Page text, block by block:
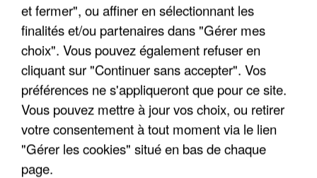
APRÈS TOUTES CES CANICULES, LES REFUGES
DE FAUNE SAUVAGE SONT...
et fermer", ou affiner en sélectionnant les
finalités et/ou partenaires dans "Gérer mes
choix". Vous pouvez également refuser en
cliquant sur "Continuer sans accepter". Vos
préférences ne s'appliqueront que pour ce site.
Vous pouvez mettre à jour vos choix, ou retirer
votre consentement à tout moment via le lien
"Gérer les cookies" situé en bas de chaque
page.